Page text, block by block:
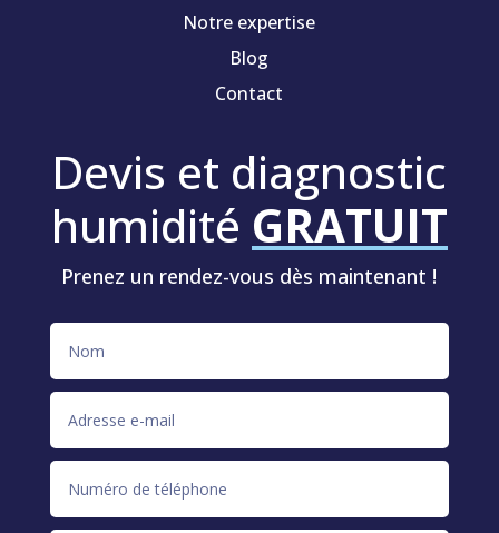
Notre expertise
Blog
Contact
Devis et diagnostic
humidité GRATUIT
Prenez un rendez-vous dès maintenant !